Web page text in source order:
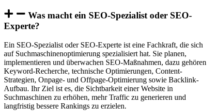
Was macht ein SEO-Spezialist oder SEO-
Experte?
Ein SEO-Spezialist oder SEO-Experte ist eine Fachkraft, die sich
auf Suchmaschinenoptimierung spezialisiert hat. Sie planen,
implementieren und überwachen SEO-Maßnahmen, dazu gehören
Keyword-Recherche, technische Optimierungen, Content-
Strategien, Onpage- und Offpage-Optimierung sowie Backlink-
Aufbau. Ihr Ziel ist es, die Sichtbarkeit einer Website in
Suchmaschinen zu erhöhen, mehr Traffic zu generieren und
langfristig bessere Rankings zu erzielen.